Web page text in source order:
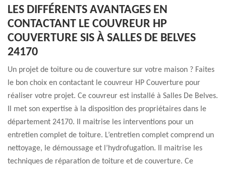
LES DIFFÉRENTS AVANTAGES EN
CONTACTANT LE COUVREUR HP
COUVERTURE SIS À SALLES DE BELVES
24170
Un projet de toiture ou de couverture sur votre maison ? Faites
le bon choix en contactant le couvreur HP Couverture pour
réaliser votre projet. Ce couvreur est installé à Salles De Belves.
Il met son expertise à la disposition des propriétaires dans le
département 24170. Il maitrise les interventions pour un
entretien complet de toiture. L’entretien complet comprend un
nettoyage, le démoussage et l’hydrofugation. Il maitrise les
techniques de réparation de toiture et de couverture. Ce